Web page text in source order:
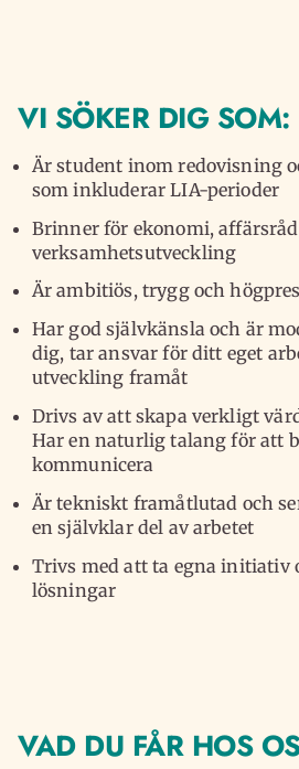
VI SÖKER DIG SOM:
Är student inom redovisning
som inkluderar LIA-perioder
Brinner för ekonomi,
verksamhetsutveckling
Är ambitiös, trygg och
Har god självkänsla och är
dig, tar ansvar för ditt eget
utveckling framåt
Drivs av att skapa verkligt
Har en naturlig talang för att
kommunicera
Är tekniskt framåtlutad och
en självklar del av arbetet
Trivs med att ta egna initiativ
lösningar
VAD DU FÅR HOS